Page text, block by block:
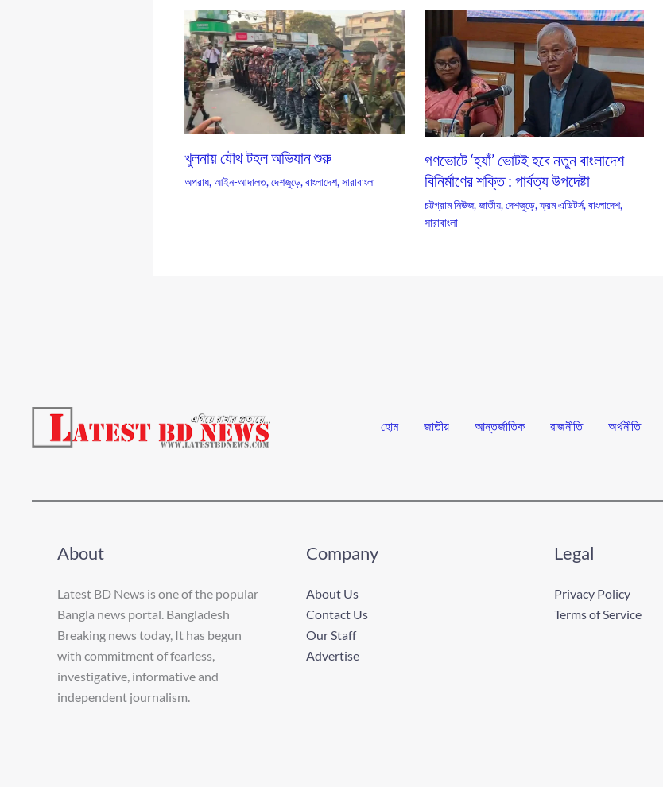
খুলনায় যৌথ টহল অভিযান শুরু
অপরাধ,আইন-আদালত,দেশজুড়ে,বাংলাদেশ,সারাবাংলা
গণভোটে ‘হ্যাঁ’ ভোটই হবে নতুন বাংলাদেশ
বিনির্মাণের শক্তি : পার্বত্য উপদেষ্টা
চট্টগ্রাম নিউজ,জাতীয়,দেশজুড়ে,ফ্রম এডিটর্স,বাংলাদেশ,
সারাবাংলা
হোম জাতীয় আন্তর্জাতিক রাজনীতি অর্থনীতি
About
Latest BD News is one of the popular
Bangla news portal. Bangladesh
Breaking news today, It has begun
with commitment of fearless,
investigative, informative and
independent journalism.
Company
About Us
Contact Us
Our Staff
Advertise
Legal
Privacy Policy
Terms of Service